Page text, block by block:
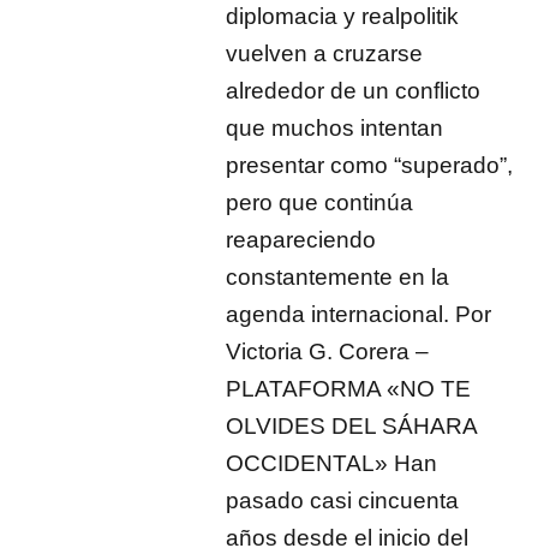
diplomacia y realpolitik
vuelven a cruzarse
alrededor de un conflicto
que muchos intentan
presentar como “superado”,
pero que continúa
reapareciendo
constantemente en la
agenda internacional. Por
Victoria G. Corera –
PLATAFORMA «NO TE
OLVIDES DEL SÁHARA
OCCIDENTAL» Han
pasado casi cincuenta
años desde el inicio del